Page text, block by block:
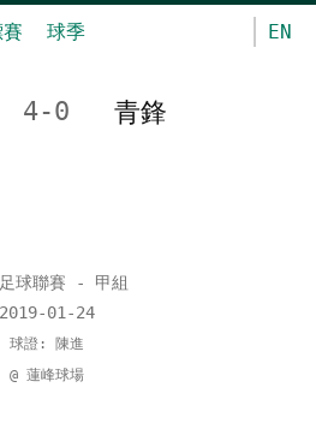
球季 EN
4-0 青鋒
球聯賽 - 甲組
2019-01-24
球證: 陳進
@ 蓮峰球場